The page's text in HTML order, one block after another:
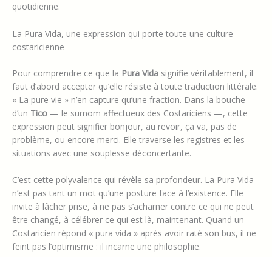
quotidienne.
La Pura Vida, une expression qui porte toute une culture
costaricienne
Pour comprendre ce que la Pura Vida signifie véritablement, il
faut d’abord accepter qu’elle résiste à toute traduction littérale.
« La pure vie » n’en capture qu’une fraction. Dans la bouche
d’un Tico — le surnom affectueux des Costariciens —, cette
expression peut signifier bonjour, au revoir, ça va, pas de
problème, ou encore merci. Elle traverse les registres et les
situations avec une souplesse déconcertante.
C’est cette polyvalence qui révèle sa profondeur. La Pura Vida
n’est pas tant un mot qu’une posture face à l’existence. Elle
invite à lâcher prise, à ne pas s’acharner contre ce qui ne peut
être changé, à célébrer ce qui est là, maintenant. Quand un
Costaricien répond « pura vida » après avoir raté son bus, il ne
feint pas l’optimisme : il incarne une philosophie.